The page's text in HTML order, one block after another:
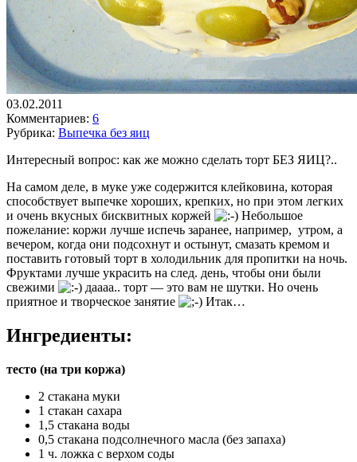
03.02.2011
Комментариев: 6
Рубрика: Выпечка без яиц
Интересный вопрос: как же можно сделать торт БЕЗ ЯИЦ?..
На самом деле, в муке уже содержится клейковина, которая
способствует выпечке хороших, крепких, но при этом легких
и очень вкусных бисквитных коржей
Небольшое
пожелание: коржи лучше испечь заранее, например, утром, а
вечером, когда они подсохнут и остынут, смазать кремом и
поставить готовый торт в холодильник для пропитки на ночь.
Фруктами лучше украсить на след. день, чтобы они были
свежими
даааа.. торт — это вам не шутки. Но очень
приятное и творческое занятие
Итак…
Ингредиенты:
тесто (на три коржа)
2 стакана муки
1 стакан сахара
1,5 стакана воды
0,5 стакана подсолнечного масла (без запаха)
1 ч. ложка с верхом соды